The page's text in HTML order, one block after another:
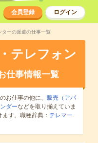
会員登録 ログイン
ーの派遣の仕事一覧
テレフォン
仕事情報一覧
お仕事の他に、 販売（アパ
ダーなどを取り揃えていま
す。職種辞典： テレマー